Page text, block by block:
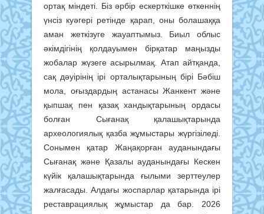
ортақ міндеті. Біз әрбір ескерткішке өткеннің
үнсіз куәгері ретінде қарап, оны болашаққа
аман жеткізуге жауаптымыз. Биыл облыс
әкімдігінің қолдауымен бірқатар маңызды
жобалар жүзеге асырылмақ. Атап айтқанда,
сақ дәуірінің ірі орталықтарының бірі Бәбіш
мола, оғыздардың астанасы Жанкент және
қыпшақ пен қазақ хандықтарының ордасы
болған Сығанақ қалашықтарында
археологиялық қазба жұмыстары жүргізіледі.
Сонымен қатар Жаңақорған ауданындағы
Сығанақ және Қазалы ауданындағы Кескен
күйік қалашықтарында ғылыми зерттеулер
жалғасады. Алдағы жоспарлар қатарында ірі
реставрациялық жұмыстар да бар. 2026